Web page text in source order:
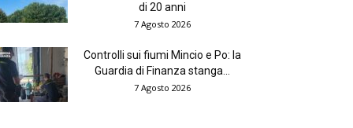
di 20 anni
7 Agosto 2026
Controlli sui fiumi Mincio e Po: la
Guardia di Finanza stanga...
7 Agosto 2026